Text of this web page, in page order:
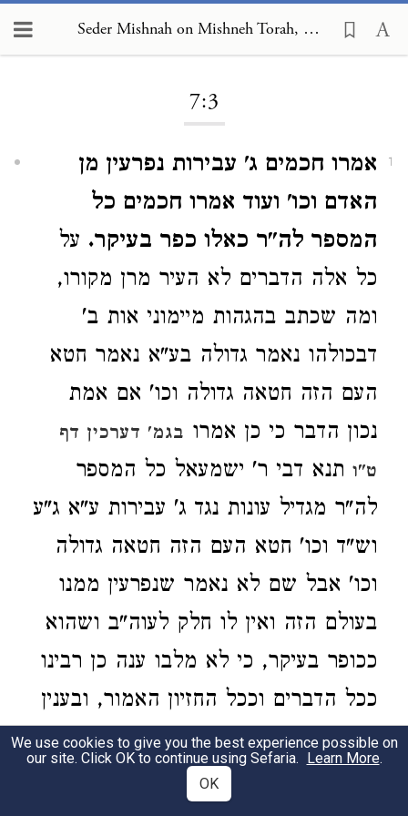
Seder Mishnah on Mishneh Torah, Human Dispositions 7:3
7:3
1
אמרו חכמים ג' עבירות נפרעין מן
האדם וכו' ועוד אמרו חכמים כל
המספר לה"ר כאלו כפר בעיקר. על
כל אלה הדברים לא העיר מרן מקורו,
ומה שכתב בהגהות מיימוני אות ב'
דבכולהו נאמר גדולה בע"א נאמר חטא
העם הזה חטאה גדולה וכו' אם אמת
נכון הדבר כי כן אמרו בגמ' דערכין דף
ט"ו תנא דבי ר' ישמעאל כל המספר
לה"ר מגדיל עונות נגד ג' עבירות ע"א ג"ע
וש"ד וכו' חטא העם הזה חטאה גדולה
וכו' אבל שם לא נאמר שנפרעין ממנו
בעולם הזה ואין לו חלק לעוה"ב ושהוא
ככופר בעיקר, כי לא מלבו ענה כן רבינו
ככל הדברים וככל החזיון האמור, ובענין
מה שאמר רבינו שהמספר לה"ר אין לו
חלק לעוה"ב עיין מה שכתבתי בס"ד
We use cookies to give you the best experience possible on
our site. Click OK to continue using Sefaria. Learn More.
OK